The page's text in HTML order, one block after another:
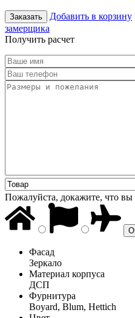
Заказать Добавить в корзину
замерщика
Получить расчет
Пожалуйста, докажите, что вы
Фасад
Зеркало
Материал корпуса
ДСП
Фурнитура
Boyard, Blum, Hettich